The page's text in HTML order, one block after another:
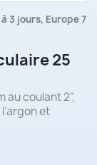
3 jours, Europe 7
25
au coulant 2",
et